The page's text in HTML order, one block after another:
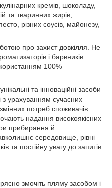
кремів, шоколаду,
та тваринних жирів,
різних соусів, майонезу,
про захист довкілля. Не
і барвників.
100%
та інноваційні засоби
з урахуванням сучасних
потреб споживачів.
надання високоякісних
прибирання й
середовище, рівні
та постійну увагу до запитів
рясно змочіть пляму засобом і